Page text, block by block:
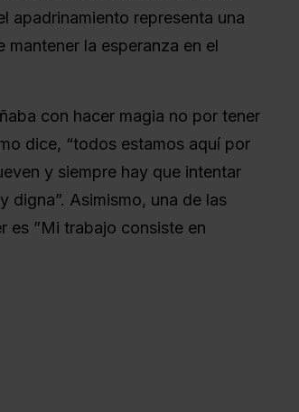
apadrinamiento representa una
la esperanza en el
con hacer magia no por tener
dice, “todos estamos aquí por
y siempre hay que intentar
digna”. Asimismo, una de las
es ”Mi trabajo consiste en